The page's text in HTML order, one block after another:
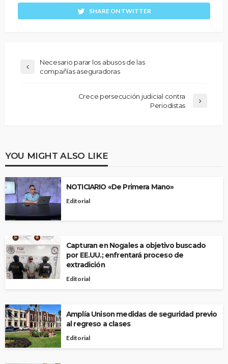
SHARE ON TWITTER
Necesario parar los abusos de las
compañías aseguradoras
Crece persecución judicial contra
Periodistas
YOU MIGHT ALSO LIKE
NOTICIARIO «De Primera Mano»
Editorial
Capturan en Nogales a objetivo buscado
por EE.UU.; enfrentará proceso de
extradición
Editorial
Amplía Unison medidas de seguridad previo
al regreso a clases
Editorial